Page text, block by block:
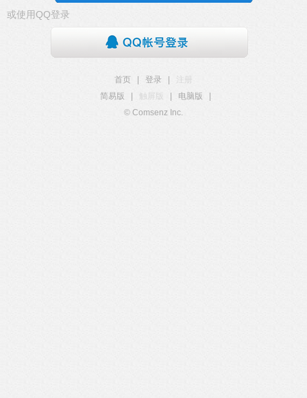
或使用QQ登录
首页 登录
注册
简易版
触屏版 电脑版
© Comsenz Inc.